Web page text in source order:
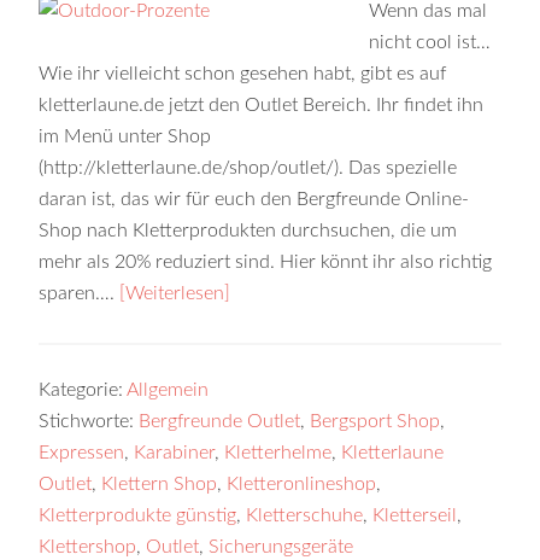
Wenn das mal
nicht cool ist…
Wie ihr vielleicht schon gesehen habt, gibt es auf
kletterlaune.de jetzt den Outlet Bereich. Ihr findet ihn
im Menü unter Shop
(http://kletterlaune.de/shop/outlet/). Das spezielle
daran ist, das wir für euch den Bergfreunde Online-
Shop nach Kletterprodukten durchsuchen, die um
mehr als 20% reduziert sind. Hier könnt ihr also richtig
sparen….
[Weiterlesen]
Kategorie:Allgemein
Stichworte: Bergfreunde Outlet, Bergsport Shop,
Expressen, Karabiner, Kletterhelme, Kletterlaune
Outlet, Klettern Shop, Kletteronlineshop,
Kletterprodukte günstig, Kletterschuhe, Kletterseil ,
Klettershop, Outlet, Sicherungsgeräte